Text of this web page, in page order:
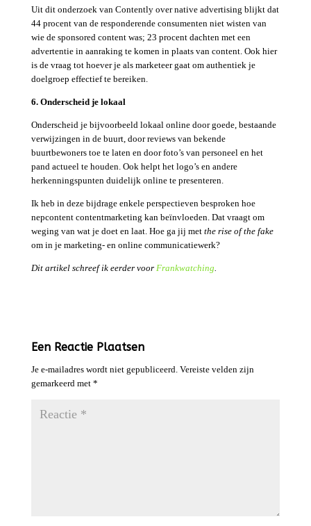
Uit dit onderzoek van Contently over native advertising blijkt dat
44 procent van de responderende consumenten niet wisten van
wie de sponsored content was; 23 procent dachten met een
advertentie in aanraking te komen in plaats van content. Ook hier
is de vraag tot hoever je als marketeer gaat om authentiek je
doelgroep effectief te bereiken.
6. Onderscheid je lokaal
Onderscheid je bijvoorbeeld lokaal online door goede, bestaande
verwijzingen in de buurt, door reviews van bekende
buurtbewoners toe te laten en door foto’s van personeel en het
pand actueel te houden. Ook helpt het logo’s en andere
herkenningspunten duidelijk online te presenteren.
Ik heb in deze bijdrage enkele perspectieven besproken hoe
nepcontent contentmarketing kan beïnvloeden. Dat vraagt om
weging van wat je doet en laat. Hoe ga jij met the rise of the fake
om in je marketing- en online communicatiewerk?
Dit artikel schreef ik eerder voor Frankwatching.
Een Reactie Plaatsen
Je e-mailadres wordt niet gepubliceerd. Vereiste velden zijn
gemarkeerd met *